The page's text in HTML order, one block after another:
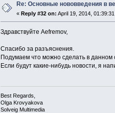
Re: Основные нововведения в
« Reply #32 on: April 19, 2014,
Здравствуйте Aefremov,
Спасибо за разъяснения.
Подумаем что можно сделать в данном
Если будут какие-нибудь новости, я
Best Regards,
Olga Krovyakova
Solveig Multimedia